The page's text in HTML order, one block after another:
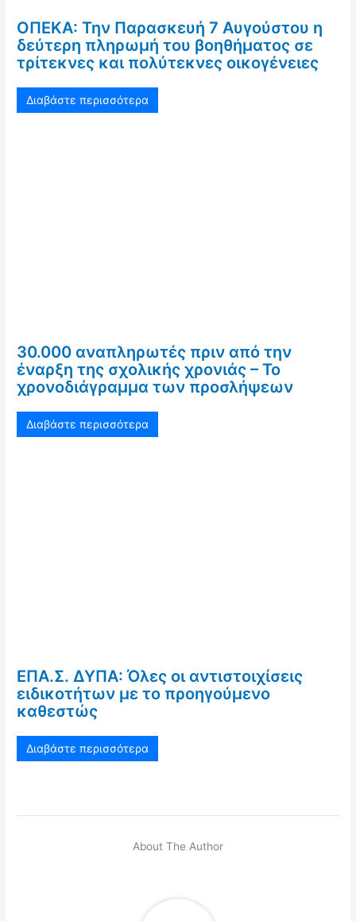
ΟΠΕΚΑ: Την Παρασκευή 7 Αυγούστου η
δεύτερη πληρωμή του βοηθήματος σε
τρίτεκνες και πολύτεκνες οικογένειες
Διαβάστε περισσότερα
30.000 αναπληρωτές πριν από την
έναρξη της σχολικής χρονιάς – Το
χρονοδιάγραμμα των προσλήψεων
Διαβάστε περισσότερα
ΕΠΑ.Σ. ΔΥΠΑ: Όλες οι αντιστοιχίσεις
ειδικοτήτων με το προηγούμενο
καθεστώς
Διαβάστε περισσότερα
About The Author